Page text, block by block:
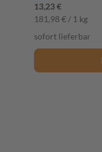
13,23 €
181,98 € / 1 kg
sofort lieferbar